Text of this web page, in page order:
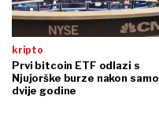
kripto
Prvi bitcoin ETF odlazi s
Njujorške burze nakon samo
dvije godine